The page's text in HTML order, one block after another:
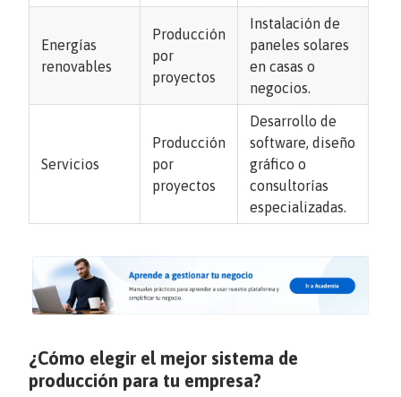
Energías
renovables
Producción
por
proyectos
Instalación de
paneles solares
en casas o
negocios.
Servicios
Producción
por
proyectos
Desarrollo de
software, diseño
gráfico o
consultorías
especializadas.
¿Cómo elegir el mejor sistema de
producción para tu empresa?